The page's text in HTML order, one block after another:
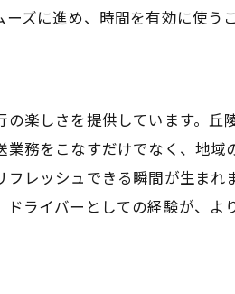
ズに進め、時間を有効に使う
楽しさを提供しています。丘
務をこなすだけでなく、地域
レッシュできる瞬間が生まれ
ライバーとしての経験が、よ